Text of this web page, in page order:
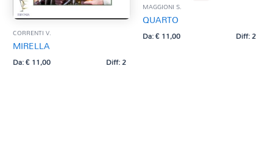
CORRENTI V.
MIRELLA
Da:€11,00 Diff: 2
MAGGIONI S.
QUARTO
Da:€11,00 Diff: 2